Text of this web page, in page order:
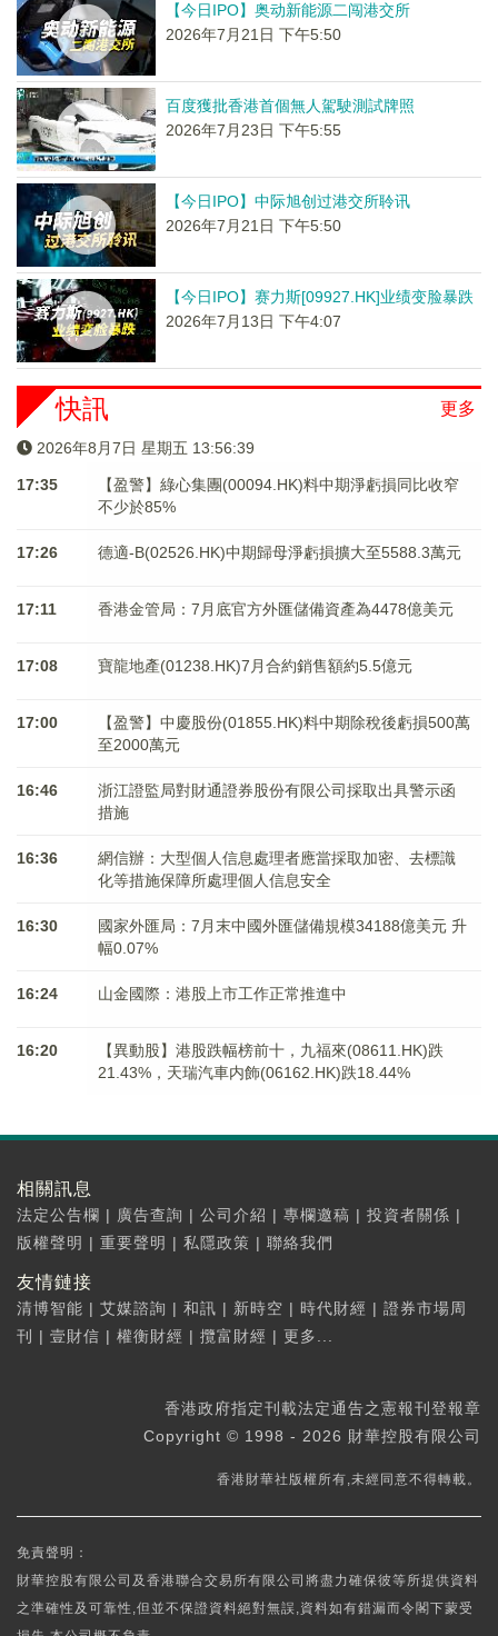
【今日IPO】奥动新能源二闯港交所
2026年7月21日 下午5:50
百度獲批香港首個無人駕駛測試牌照
2026年7月23日 下午5:55
【今日IPO】中际旭创过港交所聆讯
2026年7月21日 下午5:50
【今日IPO】赛力斯[09927.HK]业绩变脸暴跌
2026年7月13日 下午4:07
更多
快訊
2026年8月7日 星期五 13:56:40
17:35
【盈警】綠心集團(00094.HK)料中期淨虧損同比收窄
不少於85%
17:26 德適-B(02526.HK)中期歸母淨虧損擴大至5588.3萬元
17:11 香港金管局：7月底官方外匯儲備資產為4478億美元
17:08 寶龍地產(01238.HK)7月合約銷售額約5.5億元
17:00
【盈警】中慶股份(01855.HK)料中期除稅後虧損500萬
至2000萬元
16:46
浙江證監局對財通證券股份有限公司採取出具警示函
措施
16:36
網信辦：大型個人信息處理者應當採取加密、去標識
化等措施保障所處理個人信息安全
16:30
國家外匯局：7月末中國外匯儲備規模34188億美元 升
幅0.07%
16:24 山金國際：港股上市工作正常推進中
16:20
【異動股】港股跌幅榜前十，九福來(08611.HK)跌
21.43%，天瑞汽車内飾(06162.HK)跌18.44%
相關訊息
法定公告欄 | 廣告查詢 | 公司介紹 | 專欄邀稿 | 投資者關係 |
版權聲明 | 重要聲明 | 私隱政策 | 聯絡我們
友情鏈接
清博智能 | 艾媒諮詢 | 和訊 | 新時空 | 時代財經 | 證券市場周
刊
| 壹財信 | 權衡財經 | 攬富財經 | 更多...
香港政府指定刊載法定通告之憲報刊登報章
Copyright © 1998 - 2026 財華控股有限公司
香港財華社版權所有,未經同意不得轉載。
免責聲明：
財華控股有限公司及香港聯合交易所有限公司將盡力確保彼等所提供資料
之準確性及可靠性,但並不保證資料絕對無誤,資料如有錯漏而令閣下蒙受